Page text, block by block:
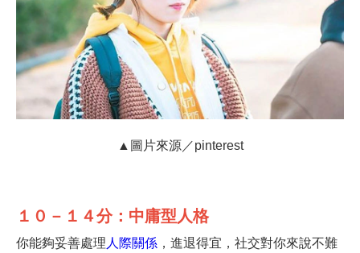
▲圖片來源／pinterest
１０－１４分：中庸型人格
你能夠妥善處理 人際關係 ，進退得宜，社交對你來說不難